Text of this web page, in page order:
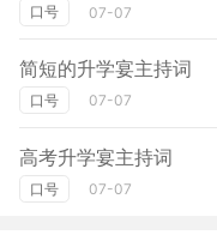
口号 07-07
简短的升学宴主持词
口号 07-07
高考升学宴主持词
口号 07-07